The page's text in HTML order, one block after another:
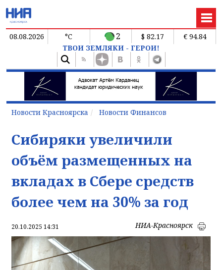
08.08.2026 °C 2 $ 82.17
€ 94.84
ТВОИ ЗЕМЛЯКИ - ГЕРОИ!
Новости Красноярска Новости Финансов
Сибиряки увеличили
объём размещенных на
вкладах в Сбере средств
более чем на 30% за год
20.10.2025 14:31 НИА-Красноярск